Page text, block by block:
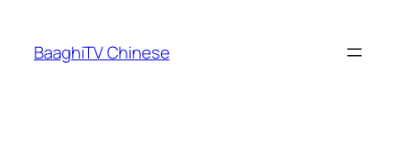
content
BaaghiTV Chinese